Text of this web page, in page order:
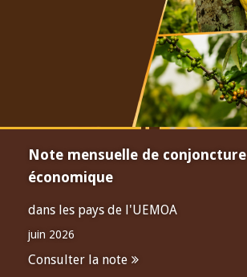
Note mensuelle de conjoncture
économique
dans les pays de l'UEMOA
juin 2026
Consulter la note